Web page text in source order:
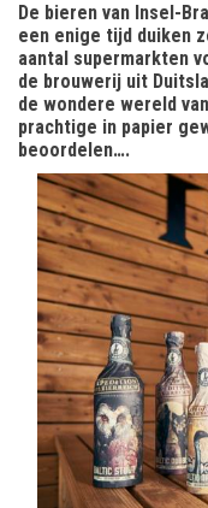
De bieren van Insel-
een enige tijd duiken
aantal supermarkten
de brouwerij uit
de wondere wereld
prachtige in papier
beoordelen….